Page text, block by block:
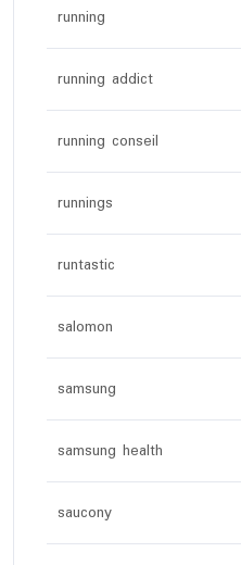
running
running addict
running conseil
runnings
runtastic
salomon
samsung
samsung health
saucony